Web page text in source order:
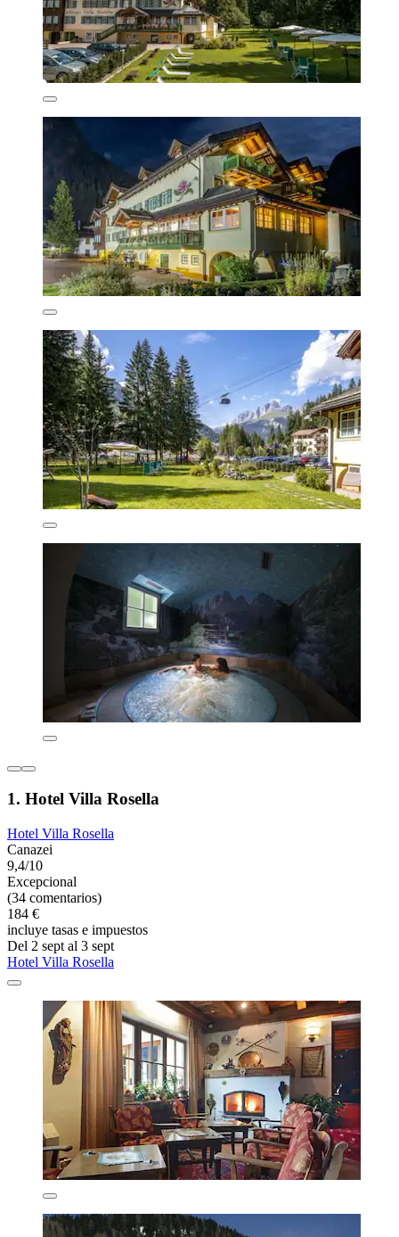
1. Hotel Villa Rosella
Hotel Villa Rosella
Canazei
9,4/10
Excepcional
(34 comentarios)
184 €
incluye tasas e impuestos
Del 2 sept al 3 sept
Hotel Villa Rosella